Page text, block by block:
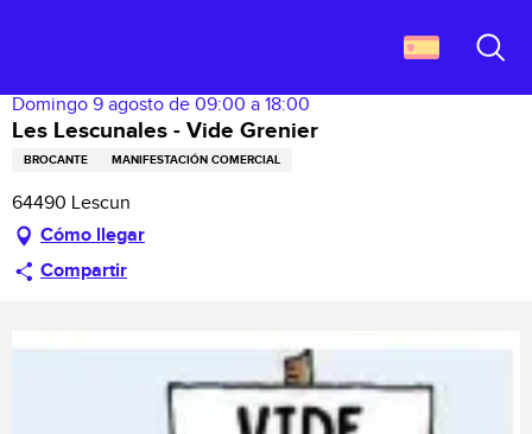
principal
Domingo 9 agosto de 09:00 a 18:00
Les Lescunales - Vide Grenier
BROCANTE MANIFESTACIÓN COMERCIAL
64490 Lescun
Cómo llegar
Compartir